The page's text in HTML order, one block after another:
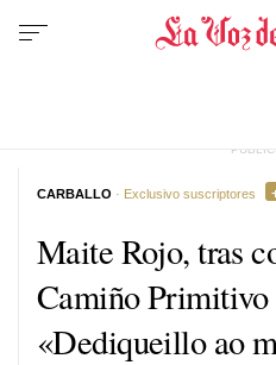
Maite Rojo, tras
Camiño Primitivo
«Dediqueillo ao
CARBALLO · Exclusivo suscriptores